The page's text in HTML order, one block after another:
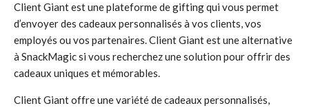
Client Giant est une plateforme de gifting qui vous permet
d’envoyer des cadeaux personnalisés à vos clients, vos
employés ou vos partenaires. Client Giant est une alternative
à SnackMagic si vous recherchez une solution pour offrir des
cadeaux uniques et mémorables.
Client Giant offre une variété de cadeaux personnalisés,